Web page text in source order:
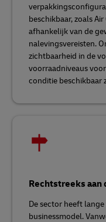
beschikbaar, zoals
afhankelijk van de
nalevingsvereisten.
zichtbaarheid in de
voorraadniveaus
conditie beschikbaar
Rechtstreeks aan
De sector heeft
businessmodel.